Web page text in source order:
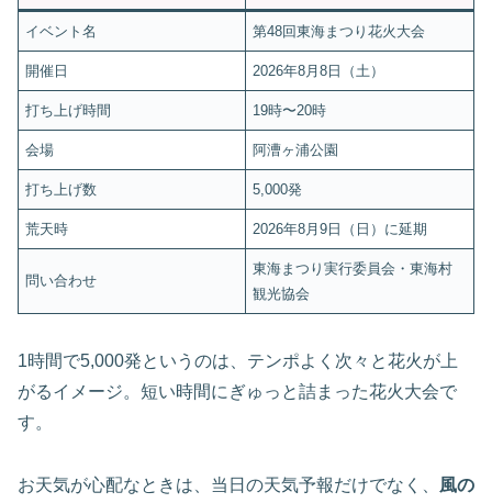
イベント名 第48回東海まつり花火大会
開催日 2026年8月8日（土）
打ち上げ時間 19時〜20時
会場 阿漕ヶ浦公園
打ち上げ数 5,000発
荒天時 2026年8月9日（日）に延期
問い合わせ
東海まつり実行委員会・東海村
観光協会
1時間で5,000発というのは、テンポよく次々と花火が上
がるイメージ。短い時間にぎゅっと詰まった花火大会で
す。
お天気が心配なときは、当日の天気予報だけでなく、 風の